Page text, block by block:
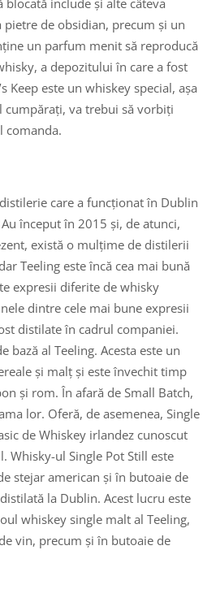
pietre de obsidian, precum și un
un parfum menit să reproducă
a depozitului în care a fost
Keep este un whiskey special, așa
cumpărați, va trebui să vorbiți
comanda.
care a funcționat în Dublin
început în 2015 și, de atunci,
există o mulțime de distilerii
Teeling este încă cea mai bună
expresii diferite de whisky
dintre cele mai bune expresii
distilate în cadrul companiei.
bază al Teeling. Acesta este un
și malț și este învechit timp
și rom. În afară de Small Batch,
lor. Oferă, de asemenea, Single
de Whiskey irlandez cunoscut
Whisky-ul Single Pot Still este
stejar american și în butoaie de
la Dublin. Acest lucru este
whiskey single malt al Teeling,
vin, precum și în butoaie de